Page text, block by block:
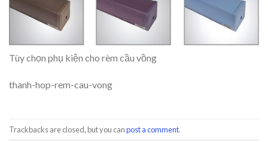
Tùy chọn phụ kiện cho rèm cầu vồng
thanh-hop-rem-cau-vong
Trackbacks are closed, but you canpost a comment.